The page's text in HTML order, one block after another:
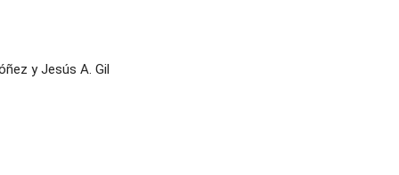
y Jesús A. Gil